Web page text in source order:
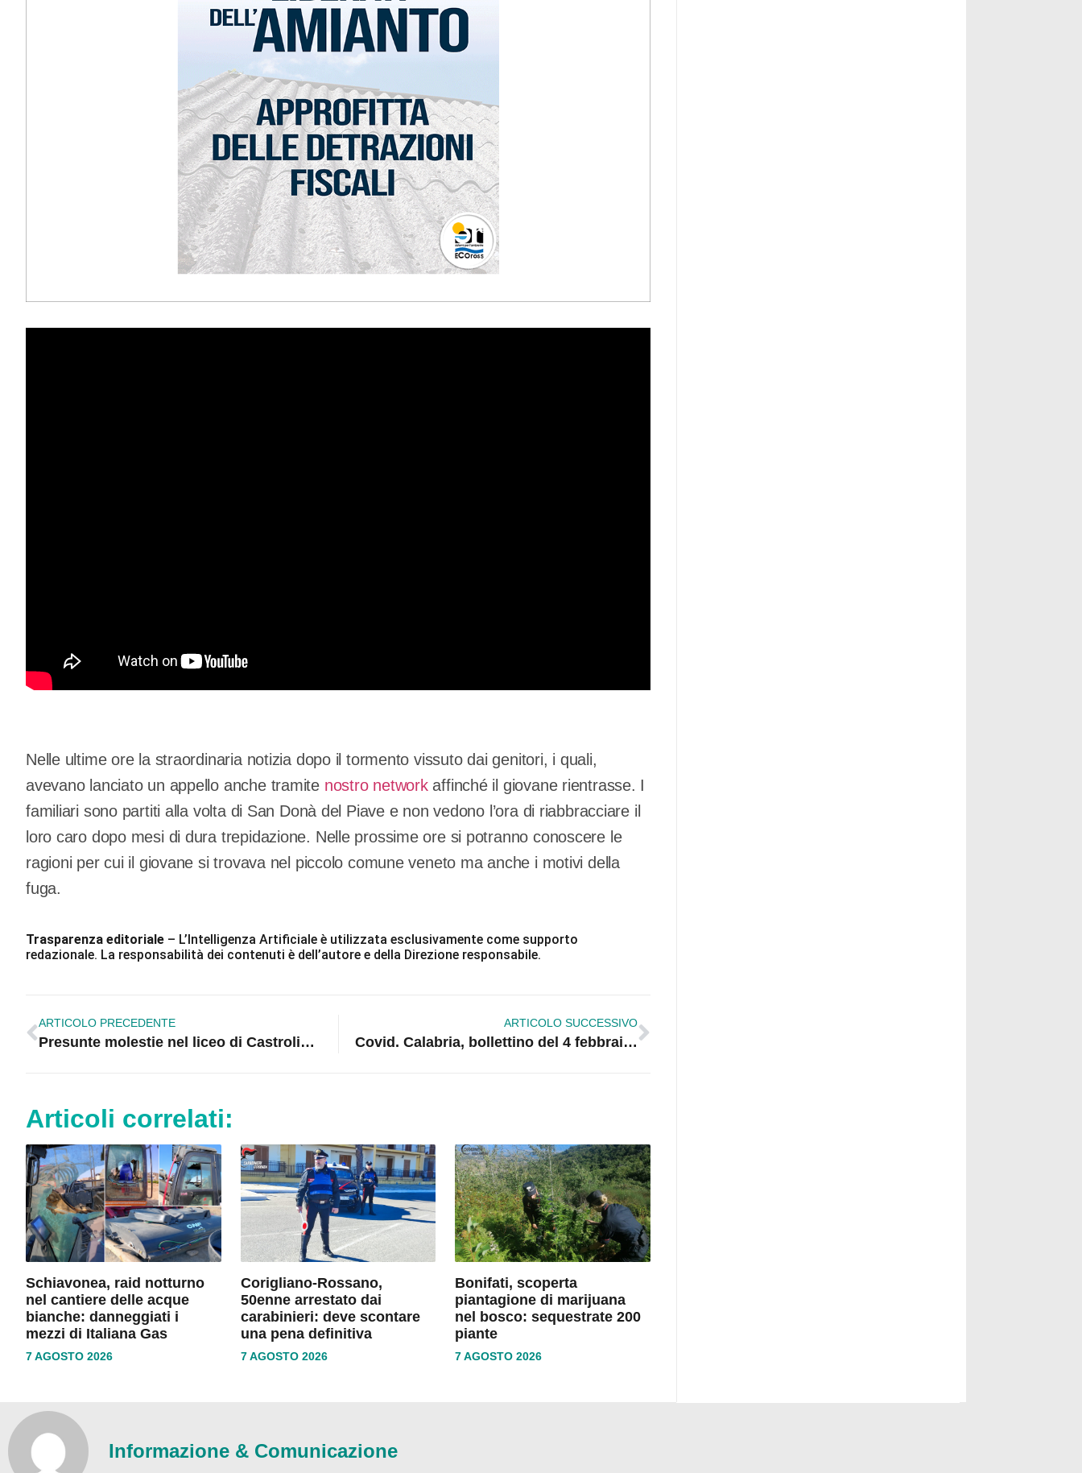
Nelle ultime ore la straordinaria notizia dopo il tormento vissuto dai genitori, i quali,
avevano lanciato un appello anche tramite nostro networkaffinché il giovane rientrasse. I
familiari sono partiti alla volta di San Donà del Piave e non vedono l’ora di riabbracciare il
loro caro dopo mesi di dura trepidazione. Nelle prossime ore si potranno conoscere le
ragioni per cui il giovane si trovava nel piccolo comune veneto ma anche i motivi della
fuga.
Trasparenza editoriale – L’Intelligenza Artificiale è utilizzata esclusivamente come supporto
redazionale. La responsabilità dei contenuti è dell’autore e della Direzione responsabile.
ARTICOLO PRECEDENTE
Presunte molestie nel liceo di Castrolibero, la procura di Cosenza verso l’apertura di un’inchiesta
ARTICOLO SUCCESSIVO
Covid. Calabria, bollettino del 4 febbraio: +1.412 positivi e 11 decessi
Articoli correlati:
Schiavonea, raid notturno
nel cantiere delle acque
bianche: danneggiati i
mezzi di Italiana Gas
7 AGOSTO 2026
Corigliano-Rossano,
50enne arrestato dai
carabinieri: deve scontare
una pena definitiva
7 AGOSTO 2026
Bonifati, scoperta
piantagione di marijuana
nel bosco: sequestrate 200
piante
7 AGOSTO 2026
Informazione & Comunicazione